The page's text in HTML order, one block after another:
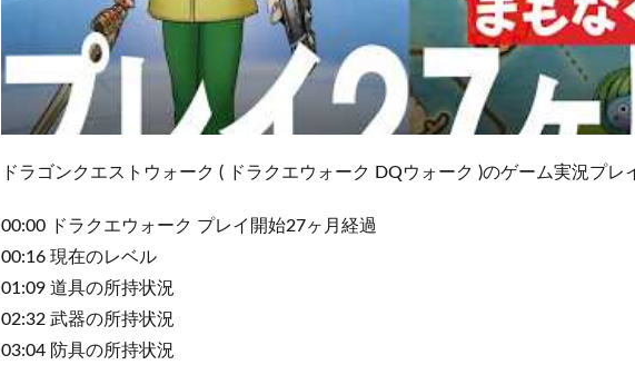
ドラゴンクエストウォーク ( ドラクエウォーク DQウォーク )のゲーム実況プレ
00:00 ドラクエウォーク プレイ開始27ヶ月経過
00:16 現在のレベル
01:09 道具の所持状況
02:32 武器の所持状況
03:04 防具の所持状況